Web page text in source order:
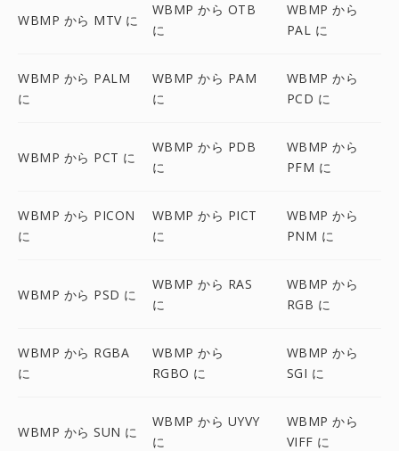
WBMP から MTV に
WBMP から OTB
に
WBMP から
PAL に
WBMP から PALM
に
WBMP から PAM
に
WBMP から
PCD に
WBMP から PCT に
WBMP から PDB
に
WBMP から
PFM に
WBMP から PICON
に
WBMP から PICT
に
WBMP から
PNM に
WBMP から PSD に
WBMP から RAS
に
WBMP から
RGB に
WBMP から RGBA
に
WBMP から
RGBO に
WBMP から
SGI に
WBMP から SUN に
WBMP から UYVY
に
WBMP から
VIFF に